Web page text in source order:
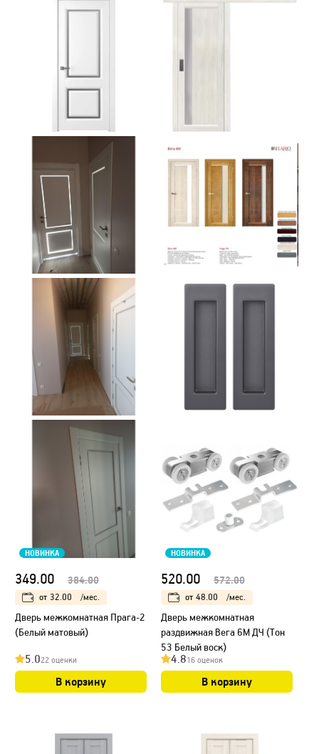
НОВИНКА
349.00 384.00
от 32.00 /мес.
Дверь межкомнатная Прага-2
(Белый матовый)
5.022 оценки
В корзину
НОВИНКА
520.00 572.00
от 48.00 /мес.
Дверь межкомнатная
раздвижная Вега 6М ДЧ (Тон
53 Белый воск)
4.816 оценок
В корзину